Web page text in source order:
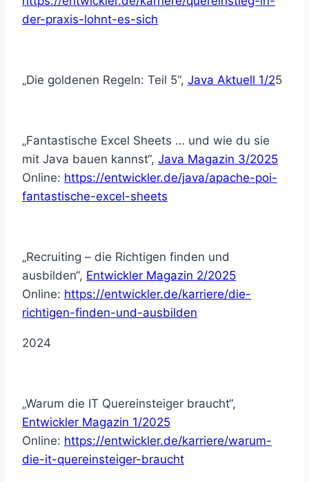
der-praxis-lohnt-es-sich
„Die goldenen Regeln: Teil 5“, Java Aktuell 1/25
„Fantastische Excel Sheets … und wie du sie
mit Java bauen kannst“, Java Magazin 3/2025
Online: https://entwickler.de/java/apache-poi-
fantastische-excel-sheets
„Recruiting – die Richtigen finden und
ausbilden“, Entwickler Magazin 2/2025
Online: https://entwickler.de/karriere/die-
richtigen-finden-und-ausbilden
2024
„Warum die IT Quereinsteiger braucht“,
Entwickler Magazin 1/2025
Online: https://entwickler.de/karriere/warum-
die-it-quereinsteiger-braucht